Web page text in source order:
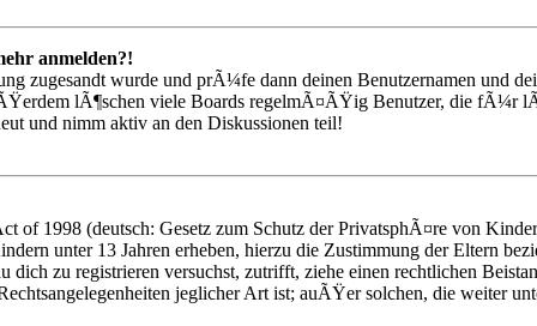
anmelden?!
zugesandt wurde und prÃ¼fe dann deinen Benutzernamen und
lÃ¶schen viele Boards regelmÃ¤ÃŸig Benutzer, die fÃ¼r
und nimm aktiv an den Diskussionen teil!
of 1998 (deutsch: Gesetz zum Schutz der PrivatsphÃ¤re von
unter 13 Jahren erheben, hierzu die Zustimmung der Eltern
zu registrieren versuchst, zutrifft, ziehe einen rechtlichen
jeglicher Art ist; auÃŸer solchen, die weiter